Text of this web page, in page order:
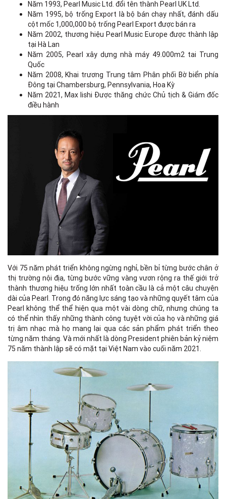
Năm 1993, Pearl Music Ltd. đổi tên thành Pearl UK Ltd.
Năm 1995, bộ trống Export là bộ bán chạy nhất, đánh dấu
cột mốc 1,000,000 bộ trống Pearl Export được bán ra
Năm 2002, thương hiệu Pearl Music Europe được thành lập
tại Hà Lan
Năm 2005, Pearl xây dựng nhà máy 49.000m2 tai Trung
Quốc
Năm 2008, Khai trương Trung tâm Phân phối Bờ biển phía
Đông tại Chambersburg, Pennsylvania, Hoa Kỳ
Năm 2021, Max Iishi Được thăng chức Chủ tịch & Giám đốc
điều hành
Với 75 năm phát triển không ngừng nghỉ, bền bỉ từng bước chân ở
thị trường nội địa, từng bước vững vàng vươn rộng ra thế giới trở
thành thương hiệu trống lớn nhất toàn cầu là cả một câu chuyện
dài của Pearl. Trong đó năng lực sáng tạo và những quyết tâm của
Pearl không thể thể hiện qua một vài dòng chữ, nhưng chúng ta
có thể nhìn thấy những thành công tuyệt vời của họ và những giá
trị âm nhạc mà họ mang lại qua các sản phẩm phát triển theo
từng năm tháng. Và mới nhất là dòng President phiên bản kỷ niệm
75 năm thành lập sẽ có mặt tại Việt Nam vào cuối năm 2021.